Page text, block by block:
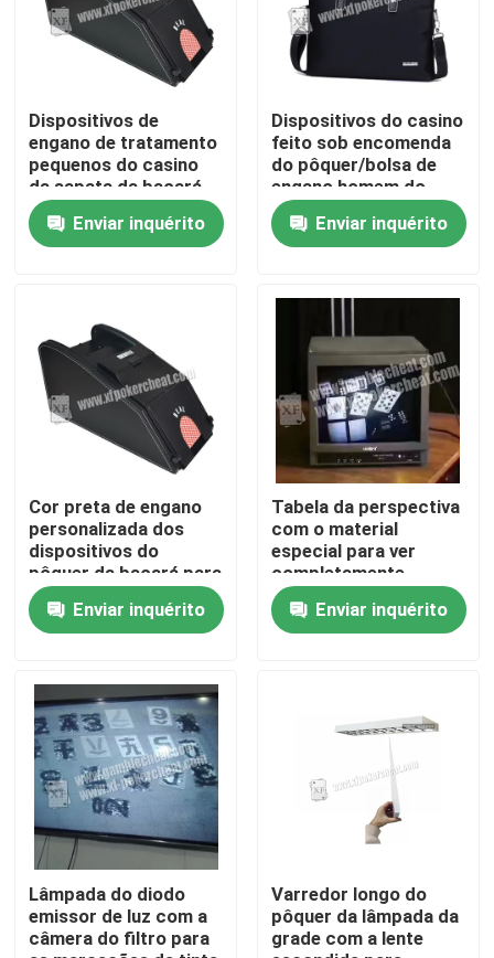
Produtos
Sobre nós
Visita à fábrica
Contacte-nos
Notícias
Solicite um orçamento
Cartões de jogo invisíveis
Dispositivos de
engano de tratamento
pequenos do casino
da sapata da bacará
com câmera
infravermelha
Enviar inquérito
Dispositivos do casino
feito sob encomenda
do pôquer/bolsa de
engano homem do
couro para o cambista
do cartãoEnviar inquérito
Cor preta de engano
personalizada dos
dispositivos do
pôquer da bacará para
cartões de jogo
plásticosEnviar inquérito
Tabela da perspectiva
com o material
especial para ver
completamente
cartões de jogo
normaisEnviar inquérito
Lâmpada do diodo
emissor de luz com a
câmera do filtro para
Varredor longo do
pôquer da lâmpada da
grade com a lente